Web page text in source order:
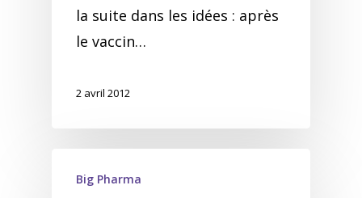
la suite dans les idées : après
le vaccin…
2 avril 2012
Big Pharma